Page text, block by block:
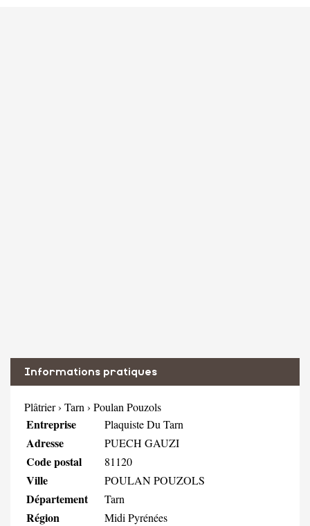
Informations pratiques
Plâtrier› Tarn › Poulan Pouzols
Entreprise Plaquiste Du Tarn
Adresse PUECH GAUZI
Code postal 81120
Ville POULAN POUZOLS
Département Tarn
Région Midi Pyrénées